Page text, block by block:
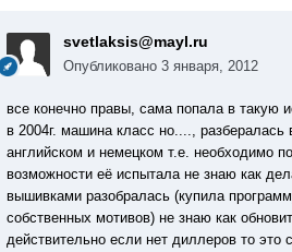
svetlaksis@mayl.ru
Опубликовано 3 января, 2012
все конечно правы, сама попала в такую
в 2004г. машина класс но....,
английском и немецком т.е. необходимо
возможности её испытала не знаю как
вышивками разобралась (купила
собственных мотивов) не знаю как
действительно если нет диллеров то это